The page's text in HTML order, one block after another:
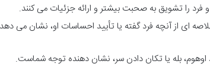
فرد را تشویق به صحبت بیشتر و ارائه جزئیات می کنند.
ای از آنچه فرد گفته یا تأیید احساسات او، نشان می
اوهوم، بله یا تکان دادن سر، نشان دهنده توجه شماست.